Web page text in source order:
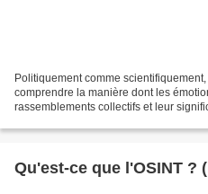
Politiquement comme
comprendre la manière dont les
rassemblements collectifs et leur
Qu'est-ce que l'OSINT ?